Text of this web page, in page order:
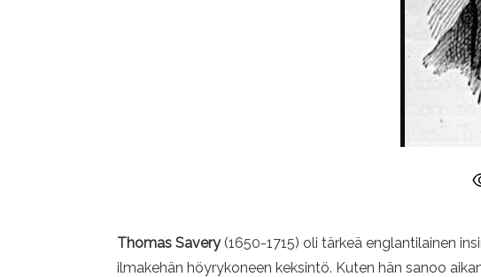
Thomas Savery(1650-1715) oli tärkeä englantilainen
ilmakehän höyrykoneen keksintö. Kuten hän sanoo